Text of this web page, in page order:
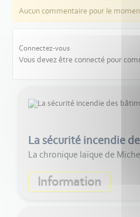
Aucun commentaire pour le
Connectez-vous
Vous devez être connecté pour
La sécurité incendie
La chronique laïque de
Information